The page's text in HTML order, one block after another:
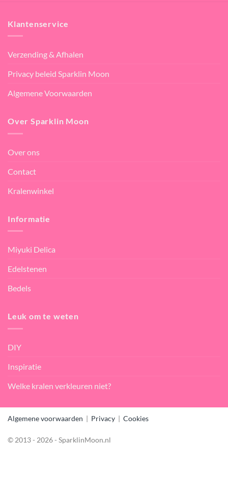
Klantenservice
Verzending & Afhalen
Privacy beleid Sparklin Moon
Algemene Voorwaarden
Over Sparklin Moon
Over ons
Contact
Kralenwinkel
Informatie
Miyuki Delica
Edelstenen
Bedels
Leuk om te weten
DIY
Inspiratie
Welke kralen verkleuren niet?
Algemene voorwaarden | Privacy | Cookies
© 2013 - 2026 - SparklinMoon.nl